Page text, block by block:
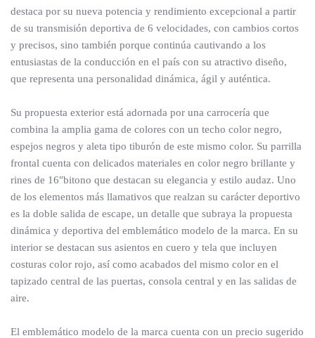
destaca por su nueva potencia y rendimiento excepcional a partir
de su transmisión deportiva de 6 velocidades, con cambios cortos
y precisos, sino también porque continúa cautivando a los
entusiastas de la conducción en el país con su atractivo diseño,
que representa una personalidad dinámica, ágil y auténtica.
Su propuesta exterior está adornada por una carrocería que
combina la amplia gama de colores con un techo color negro,
espejos negros y aleta tipo tiburón de este mismo color. Su parrilla
frontal cuenta con delicados materiales en color negro brillante y
rines de 16″bitono que destacan su elegancia y estilo audaz. Uno
de los elementos más llamativos que realzan su carácter deportivo
es la doble salida de escape, un detalle que subraya la propuesta
dinámica y deportiva del emblemático modelo de la marca. En su
interior se destacan sus asientos en cuero y tela que incluyen
costuras color rojo, así como acabados del mismo color en el
tapizado central de las puertas, consola central y en las salidas de
aire.
El emblemático modelo de la marca cuenta con un precio sugerido